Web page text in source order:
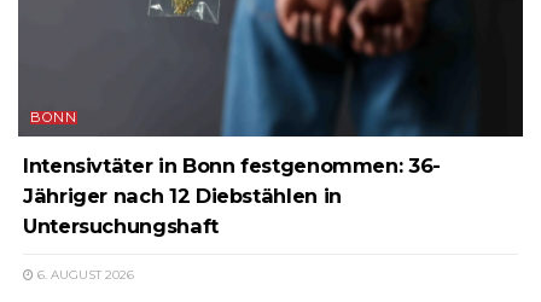
BONN
Intensivtäter in Bonn festgenommen: 36-
Jähriger nach 12 Diebstählen in
Untersuchungshaft
6. AUGUST 2026